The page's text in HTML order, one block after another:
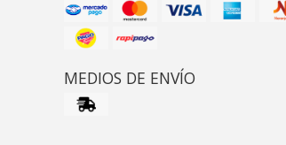
MEDIOS DE ENVÍO